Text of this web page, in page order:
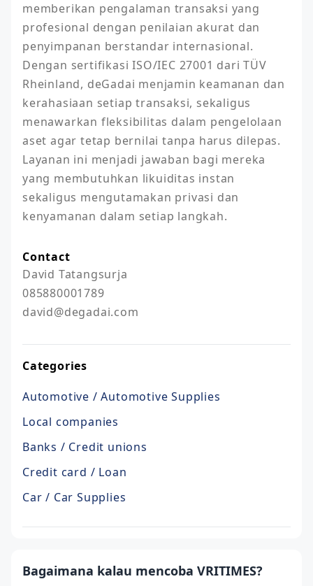
memberikan pengalaman transaksi yang
profesional dengan penilaian akurat dan
penyimpanan berstandar internasional.
Dengan sertifikasi ISO/IEC 27001 dari TÜV
Rheinland, deGadai menjamin keamanan dan
kerahasiaan setiap transaksi, sekaligus
menawarkan fleksibilitas dalam pengelolaan
aset agar tetap bernilai tanpa harus dilepas.
Layanan ini menjadi jawaban bagi mereka
yang membutuhkan likuiditas instan
sekaligus mengutamakan privasi dan
kenyamanan dalam setiap langkah.
Contact
David Tatangsurja
085880001789
david@degadai.com
Categories
Automotive / Automotive Supplies
Local companies
Banks / Credit unions
Credit card / Loan
Car / Car Supplies
Bagaimana kalau mencoba VRITIMES?